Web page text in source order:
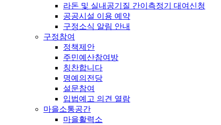
라돈 및 실내공기질 간이측정기 대여신청
공공시설 이용 예약
구정소식 알림 안내
구정참여
정책제안
주민예산참여방
칭찬합니다
명예의전당
설문참여
입법예고 의견 열람
마을소통공간
마을활력소